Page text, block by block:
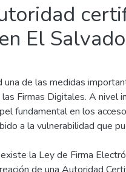
El
una de las medidas
Firmas Digitales. A nivel
fundamental en los
a la vulnerabilidad que
la Ley de Firma